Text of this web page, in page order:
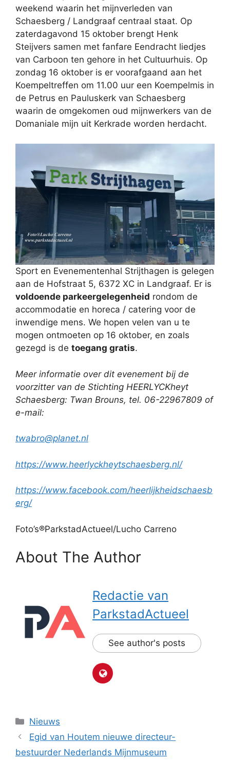
weekend waarin het mijnverleden van
Schaesberg / Landgraaf centraal staat. Op
zaterdagavond 15 oktober brengt Henk
Steijvers samen met fanfare Eendracht liedjes
van Carboon ten gehore in het Cultuurhuis. Op
zondag 16 oktober is er voorafgaand aan het
Koempeltreffen om 11.00 uur een Koempelmis in
de Petrus en Pauluskerk van Schaesberg
waarin de omgekomen oud mijnwerkers van de
Domaniale mijn uit Kerkrade worden herdacht.
Sport en Evenementenhal Strijthagen is gelegen
aan de Hofstraat 5, 6372 XC in Landgraaf. Er is
voldoende parkeergelegenheid rondom de
accommodatie en horeca / catering voor de
inwendige mens. We hopen velen van u te
mogen ontmoeten op 16 oktober, en zoals
gezegd is de toegang gratis.
Meer informatie over dit evenement bij de
voorzitter van de Stichting HEERLYCKheyt
Schaesberg: Twan Brouns, tel. 06-22967809 of
e-mail:
twabro@planet.nl
https://www.heerlyckheytschaesberg.nl/
https://www.facebook.com/heerlijkheidschaesb
erg/
Foto’s®ParkstadActueel/Lucho Carreno
About The Author
Redactie van
ParkstadActueel
See author's posts
Categorieën
Nieuws
Egid van Houtem nieuwe directeur-
bestuurder Nederlands Mijnmuseum